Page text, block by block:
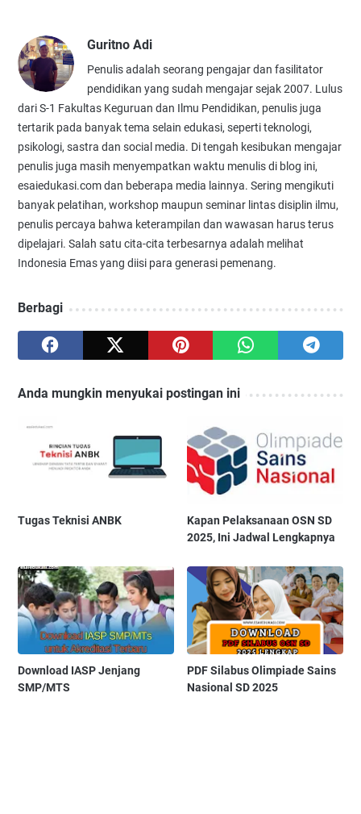
Guritno Adi
Penulis adalah seorang pengajar dan fasilitator
pendidikan yang sudah mengajar sejak 2007. Lulus
dari S-1 Fakultas Keguruan dan Ilmu Pendidikan, penulis juga
tertarik pada banyak tema selain edukasi, seperti teknologi,
psikologi, sastra dan social media. Di tengah kesibukan mengajar
penulis juga masih menyempatkan waktu menulis di blog ini,
esaiedukasi.com dan beberapa media lainnya. Sering mengikuti
banyak pelatihan, workshop maupun seminar lintas disiplin ilmu,
penulis percaya bahwa keterampilan dan wawasan harus terus
dipelajari. Salah satu cita-cita terbesarnya adalah melihat
Indonesia Emas yang diisi para generasi pemenang.
Berbagi
Anda mungkin menyukai postingan ini
Tugas Teknisi ANBK
Kapan Pelaksanaan OSN SD
2025, Ini Jadwal Lengkapnya
Download IASP Jenjang
SMP/MTS
PDF Silabus Olimpiade Sains
Nasional SD 2025